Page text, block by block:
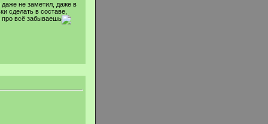
не заметил, даже в
сделать в составе,
про всё забываешь